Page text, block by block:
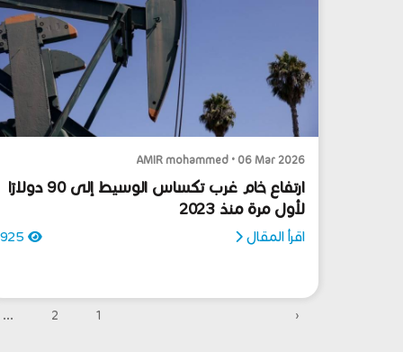
AMIR mohammed • 06 Mar 2026
ارتفاع خام غرب تكساس الوسيط إلى 90 دولارًا
لأول مرة منذ 2023
اقرأ المقال
‹
1
2
...